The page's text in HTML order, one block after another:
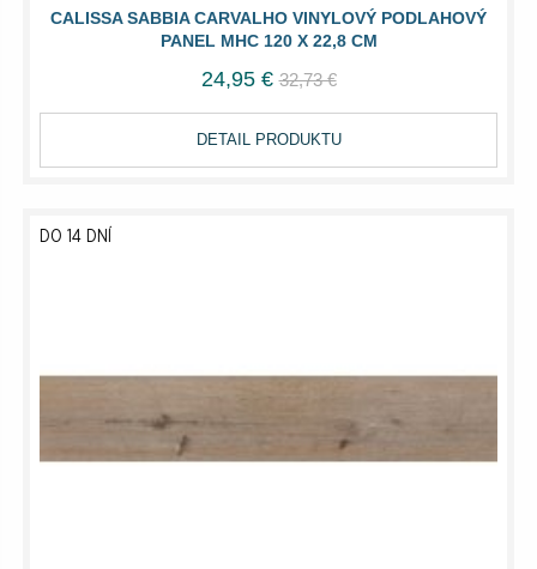
CALISSA SABBIA CARVALHO VINYLOVÝ PODLAHOVÝ
PANEL MHC 120 X 22,8 CM
24,95 € 32,73 €
DETAIL PRODUKTU
DO 14 DNÍ